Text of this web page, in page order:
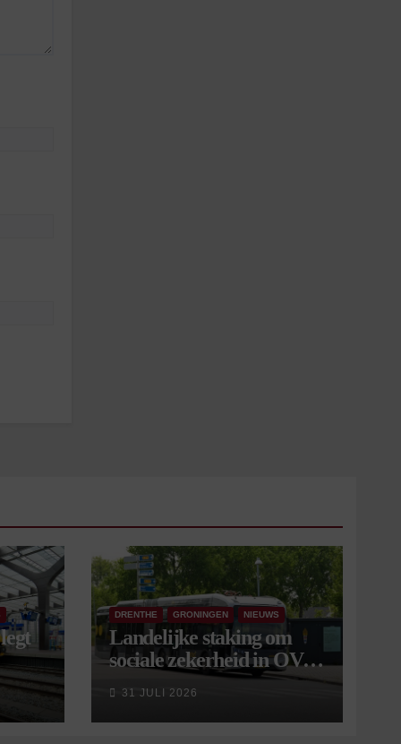
DRENTHE GRONINGEN NIEUWS
Landelijke staking om
sociale zekerheid in OV
aangekondigd voor 9
september
31 JULI 2026